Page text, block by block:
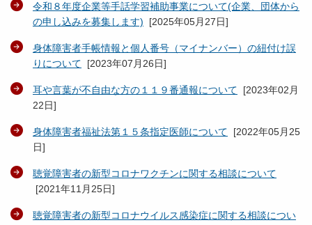
令和８年度企業等手話学習補助事業について(企業、団体から
の申し込みを募集します) [2025年05月27日]
身体障害者手帳情報と個人番号（マイナンバー）の紐付け誤
りについて [2023年07月26日]
耳や言葉が不自由な方の１１９番通報について [2023年02月
22日]
身体障害者福祉法第１５条指定医師について [2022年05月25
日]
聴覚障害者の新型コロナワクチンに関する相談について
[2021年11月25日]
聴覚障害者の新型コロナウイルス感染症に関する相談につい